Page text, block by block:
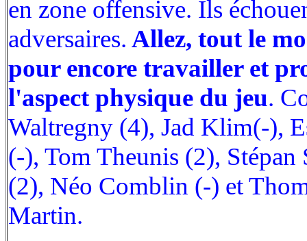
en zone offensive. Ils
adversaires. Allez, tout le
pour encore travailler et
l'aspect physique du jeu.
Waltregny (4), Jad Klim(-),
(-), Tom Theunis (2),
(2), Néo Comblin (-) et
Martin.